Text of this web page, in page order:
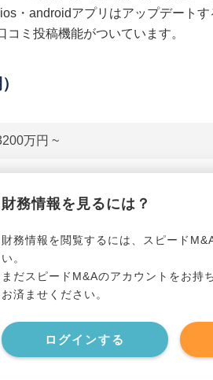
・androidアプリはアップデート
コミ投稿機能がついています。
万円 ~
財務情報を見るには？
財務情報を閲覧するには、スピード
い。
まだスピードM&Aのアカウントをお持
お済ませください。
ログインする